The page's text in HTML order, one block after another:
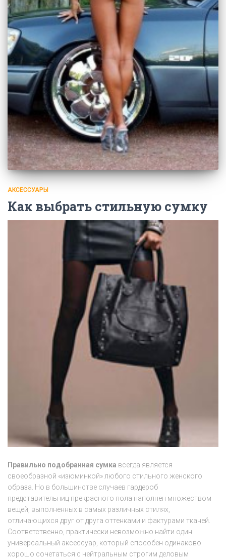
АКСЕССУАРЫ
Как выбрать стильную сумку
Правильно подобранная сумка всегда является
своеобразной «изюминкой» любого стильного женского
образа. Но в большинстве случаев гардероб
представительниц прекрасного пола наполнен множеством
вещей, выполненных в самых различных стилях,
отличающихся друг от друга оттенками и фактурами тканей.
Соответственно, практически невозможно найти один
универсальный аксессуар, который способен одинаково
хорошо сочетаться с нейтральным строгим деловым